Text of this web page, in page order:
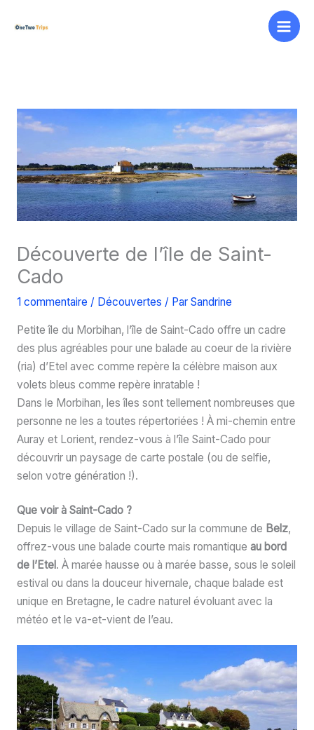
Découverte de l’île de Saint-
Cado
1 commentaire / Découvertes / Par Sandrine
Petite île du Morbihan, l’île de Saint-Cado offre un cadre
des plus agréables pour une balade au coeur de la rivière
(ria) d’Etel avec comme repère la célèbre maison aux
volets bleus comme repère inratable !
Dans le Morbihan, les îles sont tellement nombreuses que
personne ne les a toutes répertoriées ! À mi-chemin entre
Auray et Lorient, rendez-vous à l’île Saint-Cado pour
découvrir un paysage de carte postale (ou de selfie,
selon votre génération !).
Que voir à Saint-Cado ?
Depuis le village de Saint-Cado sur la commune de Belz,
offrez-vous une balade courte mais romantique au bord
de l’Etel. À marée hausse ou à marée basse, sous le soleil
estival ou dans la douceur hivernale, chaque balade est
unique en Bretagne, le cadre naturel évoluant avec la
météo et le va-et-vient de l’eau.